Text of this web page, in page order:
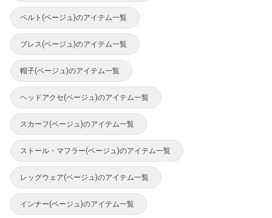
ベルト(ベージュ)のアイテム一覧
ブレス(ベージュ)のアイテム一覧
帽子(ベージュ)のアイテム一覧
ヘッドアクセ(ベージュ)のアイテム一覧
スカーフ(ベージュ)のアイテム一覧
ストール・マフラー(ベージュ)のアイテム一覧
レッグウェア(ベージュ)のアイテム一覧
インナー(ベージュ)のアイテム一覧